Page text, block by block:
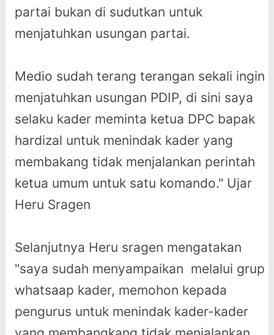
partai bukan di sudutkan untuk
menjatuhkan usungan partai.
Medio sudah terang terangan sekali ingin
menjatuhkan usungan PDIP, di sini saya
selaku kader meminta ketua DPC bapak
hardizal untuk menindak kader yang
membakang tidak menjalankan perintah
ketua umum untuk satu komando." Ujar
Heru Sragen
Selanjutnya Heru sragen mengatakan
"saya sudah menyampaikan melalui grup
whatsaap kader, memohon kepada
pengurus untuk menindak kader-kader